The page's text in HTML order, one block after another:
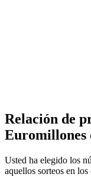
Relación de
Euromillones
Usted ha elegido los
aquellos sorteos en los